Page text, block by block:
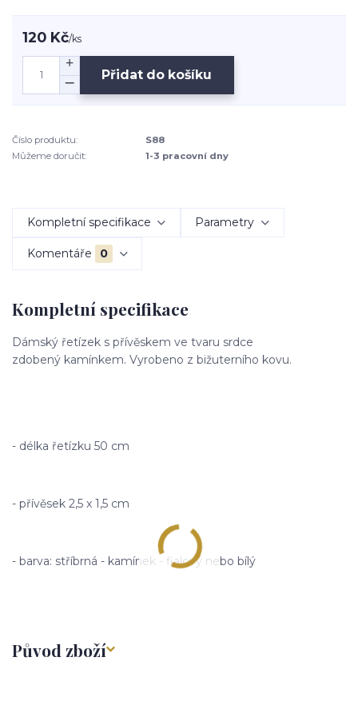
120 Kč/ks
Přidat do košíku
Číslo produktu:
S88
Můžeme doručit:
1-3 pracovní dny
Kompletní specifikace Parametry
Komentáře 0
Kompletní specifikace
Dámský řetízek s přívěskem ve tvaru srdce
zdobený kamínkem. Vyrobeno z bižuterního kovu.
- délka řetízku 50 cm
- přívěsek 2,5 x 1,5 cm
- barva: stříbrná - kamínek - fialový nebo bílý
Původ zboží